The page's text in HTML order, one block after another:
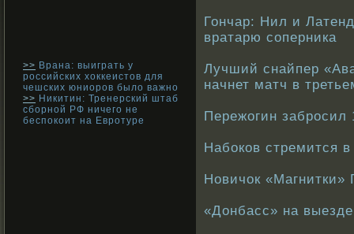
>> Врана: выиграть у
российских хоккеистов для
чешских юниоров было важно
>> Никитин: Тренерский штаб
сборной РФ ничего не
беспокоит на Евротуре
Гончар: Нил и
вратарю соперника
Лучший снайпер
начнет матч в
Пережогин
Набоков стремится
Новичок
«Донбасс» на